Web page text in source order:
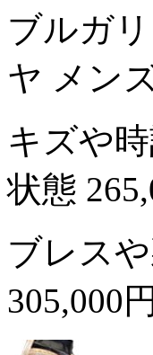
ブルガ
ヤ メン
キズや
状態
ブレス
305,000円